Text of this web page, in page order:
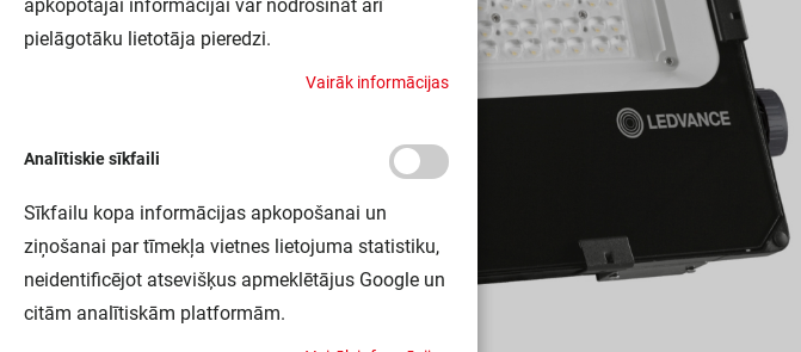
apkopotajai informācijai var nodrošināt arī
pielāgotāku lietotāja pieredzi.
Vairāk informācijas
Analītiskie sīkfaili
Sīkfailu kopa informācijas apkopošanai un
ziņošanai par tīmekļa vietnes lietojuma statistiku,
neidentificējot atsevišķus apmeklētājus Google un
citām analītiskām platformām.